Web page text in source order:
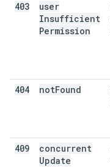
403
user
Insufficient
Permission
404 notFound
409
concurrent
Update